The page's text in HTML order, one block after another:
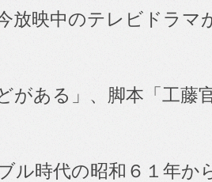
放映中のテレビドラマ
がある」、脚本「工藤
ル時代の昭和６１年か